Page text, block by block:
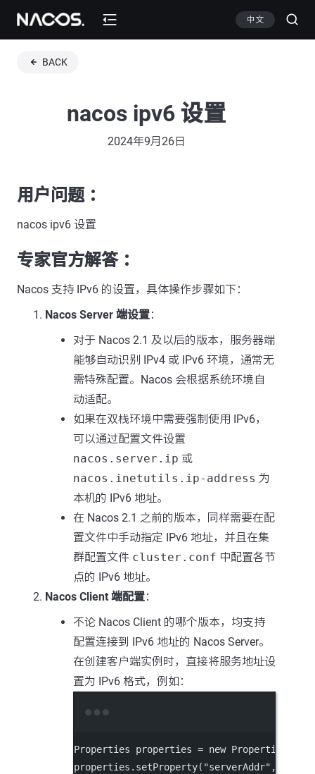
中文
BACK
nacos ipv6 设置
2024年9月26日
用户问题 ：
nacos ipv6 设置
专家官方解答 ：
Nacos 支持 IPv6 的设置，具体操作步骤如下：
Nacos Server 端设置：
对于 Nacos 2.1 及以后的版本，服务器端
能够自动识别 IPv4 或 IPv6 环境，通常无
需特殊配置。Nacos 会根据系统环境自
动适配。
如果在双栈环境中需要强制使用 IPv6，
可以通过配置文件设置
nacos.server.ip 或
nacos.inetutils.ip-address 为
本机的 IPv6 地址。
在 Nacos 2.1 之前的版本，同样需要在配
置文件中手动指定 IPv6 地址，并且在集
群配置文件 cluster.conf 中配置各节
点的 IPv6 地址。
Nacos Client 端配置：
不论 Nacos Client 的哪个版本，均支持
配置连接到 IPv6 地址的 Nacos Server。
在创建客户端实例时，直接将服务地址设
置为 IPv6 格式，例如：
Properties properties = new Properties
properties.setProperty( "serverAddr" ,